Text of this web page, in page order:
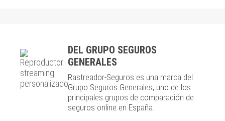
DEL GRUPO SEGUROS
GENERALES
Rastreador-Seguros es una marca del
Grupo Seguros Generales, uno de los
principales grupos de comparación de
seguros online en España.